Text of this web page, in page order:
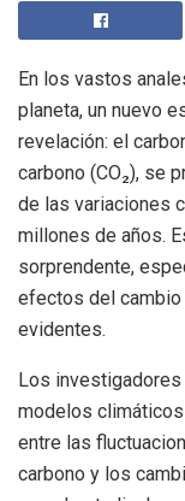
En los vastos
planeta, un nuevo
revelación: el
carbono (CO₂), se
de las variaciones
millones de años.
sorprendente,
efectos del
evidentes.
Los
modelos
entre las
carbono y los